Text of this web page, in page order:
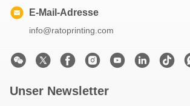
E-Mail-Adresse
info@ratoprinting.com
Unser Newsletter